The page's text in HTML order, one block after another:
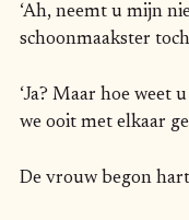
‘Ah, neemt u mijn
schoonmaakster
‘Ja? Maar hoe weet
we ooit met elkaar
De vrouw begon